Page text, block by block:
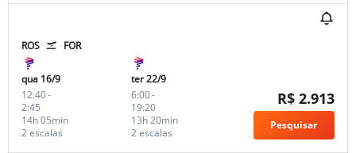
ROS FOR
qua 16/9
12:40-
2:45
2 escalas
14h 05min
ter 22/9
6:00-
19:20
2 escalas
13h 20min
R$ 2.913
Pesquisar